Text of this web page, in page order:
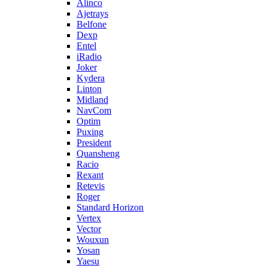
Alinco
Ajetrays
Belfone
Dexp
Entel
iRadio
Joker
Kydera
Linton
Midland
NavCom
Optim
Puxing
President
Quansheng
Racio
Rexant
Retevis
Roger
Standard Horizon
Vertex
Vector
Wouxun
Yosan
Yaesu